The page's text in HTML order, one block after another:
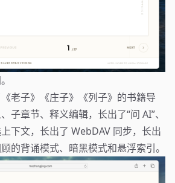
老子》《庄子》《列子》的书籍导
子章节、释义编辑，长出了“问 AI”、
下文，长出了 WebDAV 同步，长出
的背诵模式、暗黑模式和悬浮索引。